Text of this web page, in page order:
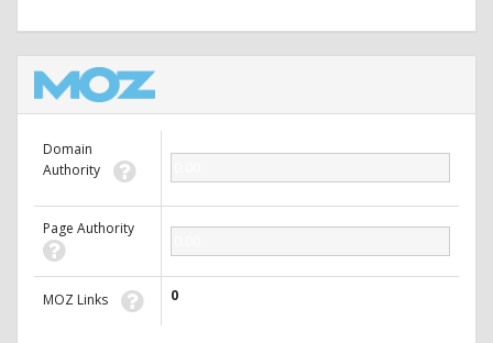
Domain
Authority
Page Authority
MOZ Links 0